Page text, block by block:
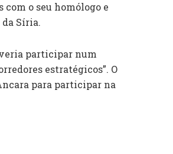
o seu homólogo e
da Síria.
participar num
estratégicos”. O
para participar na